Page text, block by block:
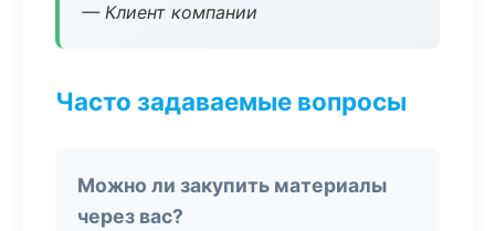
— Клиент компании
Часто задаваемые вопросы
Можно ли закупить материалы
через вас?